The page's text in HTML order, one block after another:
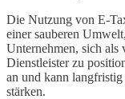
Die Nutzung von E-
einer sauberen
Unternehmen, sich als
Dienstleister zu
an und kann
stärken.